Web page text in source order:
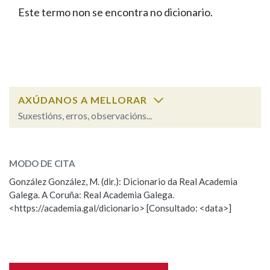
FIGURAS HOMENAXEADAS
PORTAL DAS PALABRAS
Facebook
TwitterYoutubeInstagram
Bluesky
BUSCAR NOS LEMAS
Remata por
BUSCAR NO CONTIDO
Nas definicións
Este termo non se encontra no dicionario.
AXÚDANOS A MELLORAR
Suxestións, erros, observacións...
Observación
Nome
MODO DE CITA
González González, M. (dir.): Dicionario da Real Academia
Galega. A Coruña: Real Academia Galega.
<https://academia.gal/dicionario> [Consultado: <data>]